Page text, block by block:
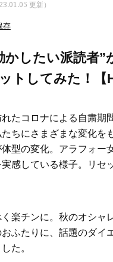
に贈る「ジェンダーレ
更新）
存
かしたい派読者”
トしてみた！【
たコロナによる自粛期
ちにさまざまな変化を
型の変化。アラフォー
実感している様子。リセ
楽チンに。秋のオシャ
ふたりに、話題のダイ
た。